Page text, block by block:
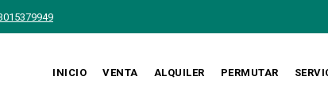
INICIO VENTA ALQUILER PERMUTAR